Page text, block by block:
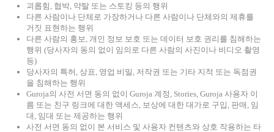
괴롭힘, 협박, 약탈 또는 스토킹 등의 행위
다른 사람이나 단체로 가장하거나 다른 사람이나 단체와의 제휴를
거짓 표현하는 행위
다른 사람의 홍보, 개인 정보 보호 또는 데이터 보호 권리를 침해하는
행위 (당사자의 동의 없이 임의로 다른 사람의 사진이나 비디오 촬영
등)
당사자의 특허, 상표, 영업 비밀, 저작권 또는 기타 지적 또는 독점권
을 침해하는 행위
Guroja의 사전 서면 동의 없이 Guroja 계정, Stories, Guroja 사용자 이
름 또는 친구 링크에 대한 액세스, 보상에 대한 대가로 구입, 판매, 임
대, 임대 또는 제공하는 행위
사전 서면 동의 없이 본 서비스 및 사용자 컨텐츠와 상호 작용하는 타